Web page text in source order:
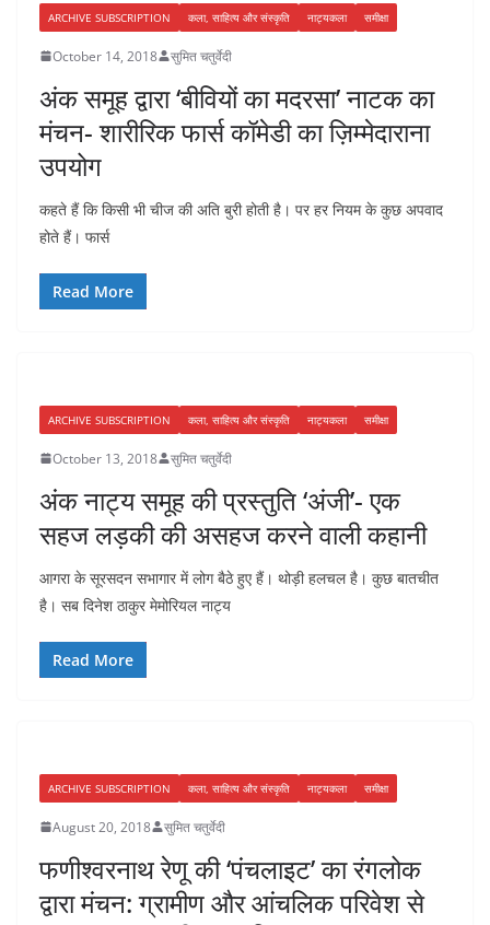
ARCHIVE SUBSCRIPTION कला, साहित्य और संस्कृति नाट्यकला समीक्षा
October 14, 2018 सुमित चतुर्वेदी
अंक समूह द्वारा ‘बीवियों का मदरसा’ नाटक का
मंचन- शारीरिक फार्स कॉमेडी का ज़िम्मेदाराना
उपयोग
कहते हैं कि किसी भी चीज की अति बुरी होती है। पर हर नियम के कुछ अपवाद
होते हैं। फार्स
Read More
ARCHIVE SUBSCRIPTION कला, साहित्य और संस्कृति नाट्यकला समीक्षा
October 13, 2018 सुमित चतुर्वेदी
अंक नाट्य समूह की प्रस्तुति ‘अंजी’- एक
सहज लड़की की असहज करने वाली कहानी
आगरा के सूरसदन सभागार में लोग बैठे हुए हैं। थोड़ी हलचल है। कुछ बातचीत
है। सब दिनेश ठाकुर मेमोरियल नाट्य
Read More
ARCHIVE SUBSCRIPTION कला, साहित्य और संस्कृति नाट्यकला समीक्षा
August 20, 2018 सुमित चतुर्वेदी
फणीश्वरनाथ रेणू की ‘पंचलाइट’ का रंगलोक
द्वारा मंचन: ग्रामीण और आंचलिक परिवेश से